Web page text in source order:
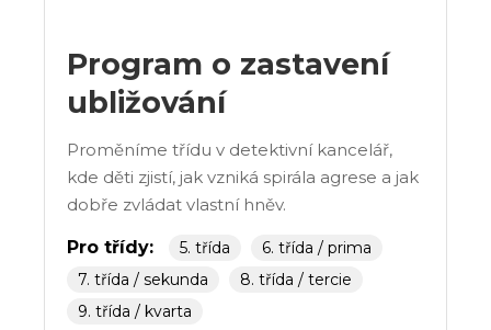
Program o zastavení
ubližování
Proměníme třídu v detektivní kancelář,
kde děti zjistí, jak vzniká spirála agrese a jak
dobře zvládat vlastní hněv.
Pro třídy: 5. třída
6. třída / prima
7. třída / sekunda
8. třída / tercie
9. třída / kvarta